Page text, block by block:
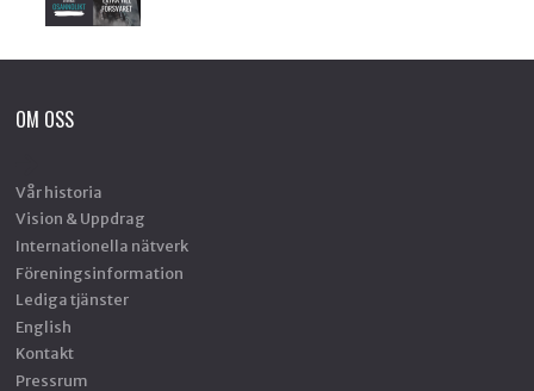
OM OSS
Vår historia
Vision & Uppdrag
Internationella nätverk
Föreningsinformation
Lediga tjänster
English
Kontakt
Pressrum